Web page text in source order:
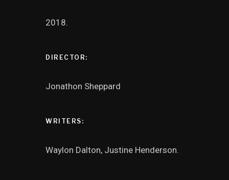
2018.
DIRECTOR:
Jonathon Sheppard
WRITERS:
Waylon Dalton, Justine Henderson.